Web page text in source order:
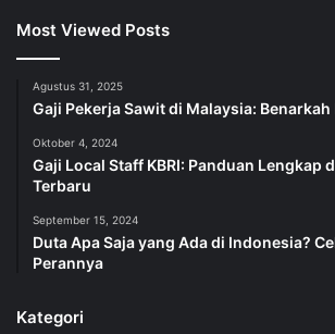
Most Viewed Posts
Agustus 31, 2025
Gaji Pekerja Sawit di Malaysia: Benarkah
Oktober 4, 2024
Gaji Local Staff KBRI: Panduan Lengkap
Terbaru
September 15, 2024
Duta Apa Saja yang Ada di Indonesia?
Perannya
Kategori